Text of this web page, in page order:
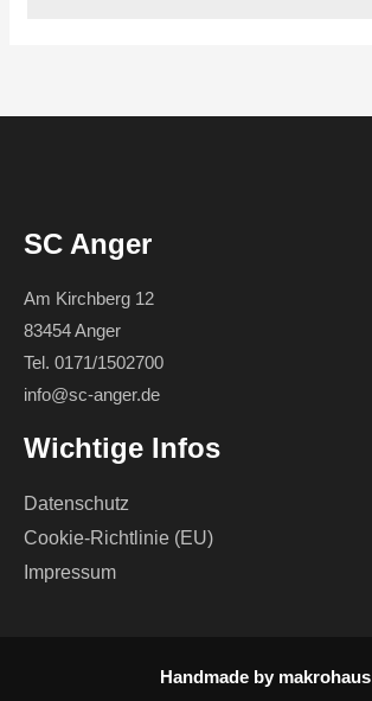
SC Anger
Am Kirchberg 12
83454 Anger
Tel. 0171/1502700
info@sc-anger.de
Wichtige Infos
Datenschutz
Cookie-Richtlinie (EU)
Impressum
Handmade by makrohaus